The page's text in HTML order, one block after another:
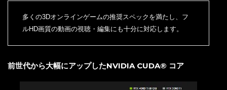
多くの3Dオンラインゲームの推奨スペックを満たし、フ
ルHD画質の動画の視聴・編集にも十分に対応します。
前世代から大幅にアップしたNVIDIA CUDA® コア